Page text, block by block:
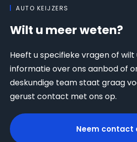
AUTO KEIJZERS
Wilt u meer weten?
Heeft u specifieke vragen of
informatie over ons aanbod of
deskundige team staat graag
gerust contact met ons op.
Neem contact